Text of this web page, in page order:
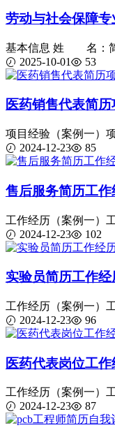
劳动与社会保障
基本信息 姓 名：
2025-10-01
53
医药销售代表简
项目经验（案例一）
2024-12-23
85
售后服务简历工
工作经历（案例一）
2024-12-23
102
实验员简历工作
工作经历（案例一）
2024-12-23
96
医药代表岗位工
工作经历（案例一）
2024-12-23
87